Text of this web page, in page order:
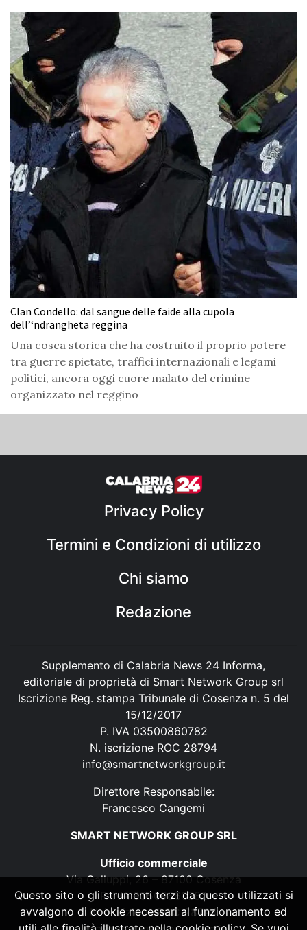
Clan Condello: dal sangue delle faide alla cupola
dell’‘ndrangheta reggina
Una cosca storica che ha costruito il proprio potere
tra guerre spietate, traffici internazionali e legami
politici, ancora oggi cuore malato del crimine
organizzato nel reggino
Privacy Policy
Termini e Condizioni di utilizzo
Chi siamo
Redazione
Supplemento di Calabria News 24 Informa,
editoriale di proprietà di Smart Network Group srl
Iscrizione Reg. stampa Tribunale di Cosenza n. 5 del
15/12/2017
P. IVA 03500860782
N. iscrizione ROC 28794
info@smartnetworkgroup.it
Direttore Responsabile:
Francesco Cangemi
SMART NETWORK GROUP SRL
Ufficio commerciale
Via Galluppi, 26 – 87100 Cosenza
P. IVA 03500860782
N. iscrizione ROC 28794
Questo sito o gli strumenti terzi da questo utilizzati si
avvalgono di cookie necessari al funzionamento ed